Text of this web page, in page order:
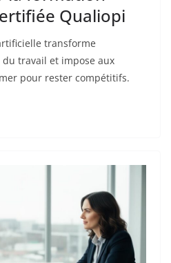
Qualiopi
transforme
travail et impose aux
pour rester compétitifs.